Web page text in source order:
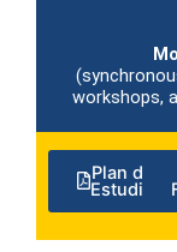
workshops,
Plan de
Estudio